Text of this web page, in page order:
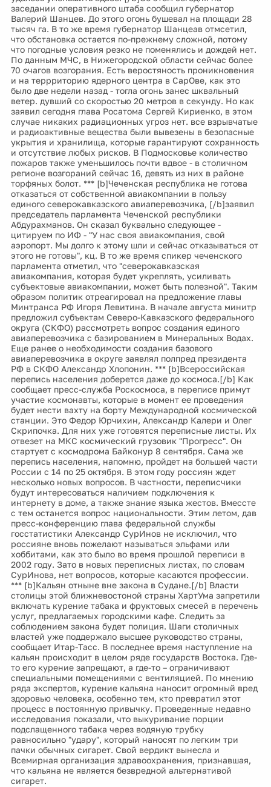
заседании оперативного штаба сообщил губернатор
Валерий Шанцев. До этого огонь бушевал на площади 28
тысяч га. В то же время губернатор Шанцеав отмсетил,
что обстановка остается по-прежнему сложной, потому
что погодные условия резко не поменялись и дождей нет.
По данным МЧС, в Нижегородской области сейчас более
70 очагов возгорания. Есть веростяность проникновения
и на террриторию ядерного центра в СарОве, как это
было две недели назад - тогла огонь занес шквальный
ветер. дувший со скоростью 20 метров в секунду. Но как
заявил сегодня глава Росатома Сергей Кириенко, в этом
случае никаких радиационных угроз нет. все взрывчатые
и радиоактивные вещества были вывезены в безопасные
укрытия и хранилища, которые гарантируют сохранность
и отсутствие любых рисков. В Подмосковье количество
пожаров также уменьшилось почти вдвое - в столичном
регионе возгораний сейчас 16, девять из них в районе
торфяных болот. *** [b]Чеченская республика не готова
отказаться от собственной авиакомпании в пользу
единого северокавказского авиаперевозчика, [/b]заявил
председатель парламента Чеченской республики
Абдурахманов. Он сказал буквально следующее -
цитируем по ИФ - "У нас своя авиакомпания, свой
аэропорт. Мы долго к этому шли и сейчас отказываться от
этого не готовы", кц. В то же время спикер чеченского
парламента отметил, что "северокавказская
авиакомпания, которая будет укреплять, усиливать
субъектовые авиакомпании, может быть полезной". Таким
образом политик отреагировал на предложение главы
Минтранса РФ Игоря Левитина. В начале августа минитр
предложил субъектам Северо-Кавказского федерального
округа (СКФО) рассмотреть вопрос создания единого
авиаперевозчика с базированием в Минеральных Водах.
Еще ранее о необходимости создания базового
авиаперевозчика в округе заявлял полпред президента
РФ в СКФО Александр Хлопонин. *** [b]Всероссийская
перепись населения доберется даже до космоса.[/b] Как
сообщает пресс-служба Роскосмоса, в переписе примут
участие космонавты, которые в момент ее проведения
будет нести вахту на борту Международной космической
станции. Это Федор Юрчихин, Александр Калери и Олег
Скрипочка. Для них уже готовятся переписные листы. Их
отвезет на МКС космический грузовик "Прогресс". Он
стартует с космодрома Байконур 8 сентября. Сама же
перепись населения, напомню, пройдет на большей части
России с 14 по 25 октября. В этом году россиян ждет
несколько новых вопросов. В частности, переписчики
будут интересоваться наличием подключения к
интернету в доме, а также знание языка жестов. Вмессте
с тем останется вопрос национальности. Этим летом, дав
пресс-конференцию глава федеральной службы
госстатистики Александр СурИнов не исключил, что
россияне вновь пожелают называться эльфами или
хоббитами, как это было во время прошлой переписи в
2002 году. Зато в новых переписных листах, по словам
СурИнова, нет вопросов, которые касаются профессии.
*** [b]Кальян отныне вне закона в Судане.[/b] Власти
столицы этой ближневостоной страны ХартУма запретили
включать курение табака и фруктовых смесей в перечень
услуг, предлагаемых городскими кафе. Следить за
соблюдением закона будет полиция. Шаги столичных
властей уже поддержало высшее руководство страны,
сообщает Итар-Тасс. В последнее время наступление на
кальян происходит в целом ряде государств Востока. Где-
то его курение запрещают, а где-то – ограничивают
специальными помещениями с вентиляцией. По мнению
ряда экспертов, курение кальяна наносит огромный вред
здоровью человека, особенно тем, кто превратил этот
процесс в постоянную привычку. Проведенные недавно
исследования показали, что выкуривание порции
подслащенного табака через водяную трубку
равносильно "удару", который наносят по легким три
пачки обычных сигарет. Свой вердикт вынесла и
Всемирная организация здравоохранения, признавшая,
что кальяна не является безвредной альтернативой
сигарет.